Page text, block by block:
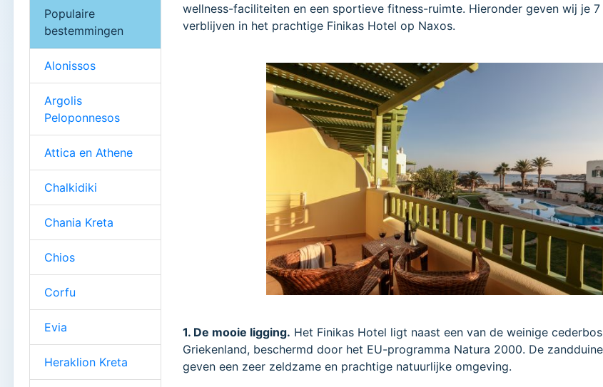
wellness-faciliteiten en een sportieve fitness-ruimte. Hieronder geven wij je
verblijven in het prachtige Finikas Hotel op Naxos.
1. De mooie ligging. Het Finikas Hotel ligt naast een van de weinige
Griekenland, beschermd door het EU-programma Natura 2000. De
geven een zeer zeldzame en prachtige natuurlijke omgeving.
Populaire
bestemmingen
Alonissos
Argolis
Peloponnesos
Attica en Athene
Chalkidiki
Chania Kreta
Chios
Corfu
Evia
Heraklion Kreta